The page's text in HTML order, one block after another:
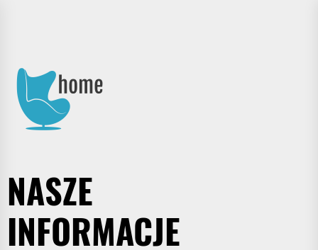
NASZE
INFORMACJE